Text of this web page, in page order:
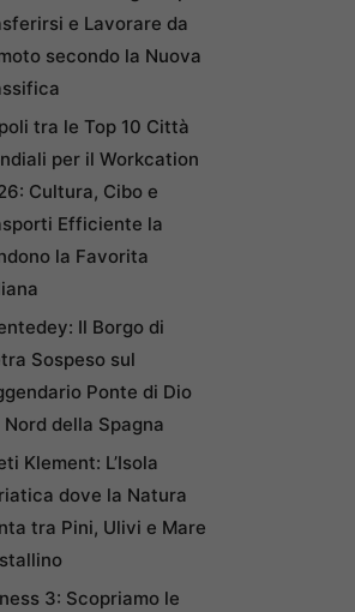
e Lavorare da
secondo la Nuova
tra le Top 10 Città
per il Workcation
Cultura, Cibo e
Efficiente la
la Favorita
Il Borgo di
Sospeso sul
Ponte di Dio
Nord della Spagna
Klement: L’Isola
dove la Natura
tra Pini, Ulivi e Mare
3: Scopriamo le